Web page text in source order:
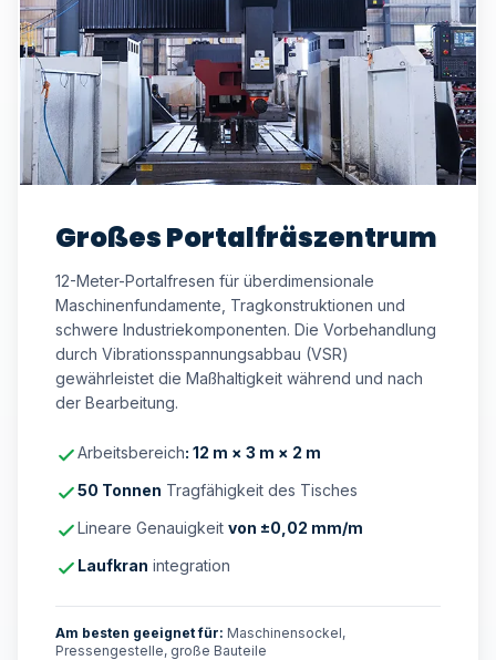
Großes Portalfräszentrum
12-Meter-Portalfresen für überdimensionale
Maschinenfundamente, Tragkonstruktionen und
schwere Industriekomponenten. Die Vorbehandlung
durch Vibrationsspannungsabbau (VSR)
gewährleistet die Maßhaltigkeit während und nach
der Bearbeitung.
Arbeitsbereich: 12 m × 3 m × 2 m
50 Tonnen Tragfähigkeit des Tisches
Lineare Genauigkeit von ±0,02 mm/m
Laufkran integration
Am besten geeignet für: Maschinensockel,
Pressengestelle, große Bauteile